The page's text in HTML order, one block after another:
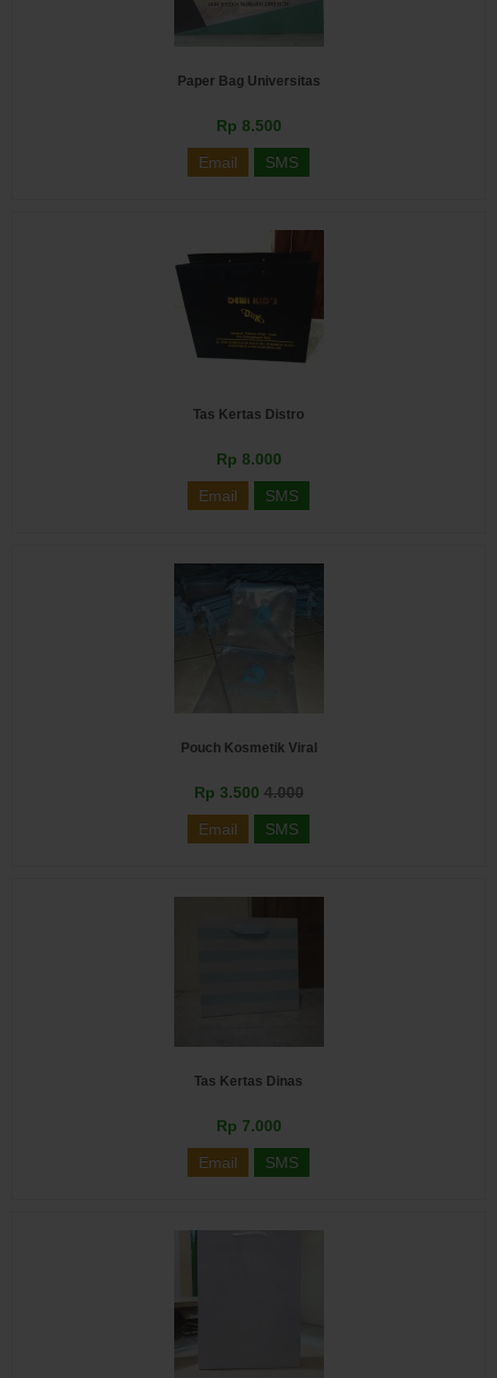
Paper Bag Universitas
Rp 8.500
Email SMS
Tas Kertas Distro
Rp 8.000
Email SMS
Pouch Kosmetik Viral
Rp 3.500 4.000
Email SMS
Tas Kertas Dinas
Rp 7.000
Email SMS